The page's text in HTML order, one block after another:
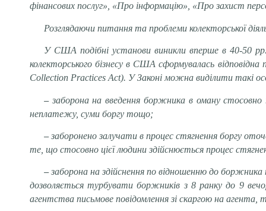
фінансових послуг», «Про інформацію», «Про захист
Розглядаючи питання та проблеми колекторської
У США подібні установи виникли вперше в 40-50
колекторського бізнесу в США сформувалась
Collection Practices Act). У Законі можна виділити такі
– заборона на введення боржника в оману
неплатежу, суми боргу тощо;
–заборонено залучати в процес стягнення боргу
те, що стосовно цієї людини здійснюється процес
–заборона на здійснення по відношенню до
дозволяється турбувати боржників з 8 ранку до 9
агентства письмове повідомлення зі скаргою на агента,